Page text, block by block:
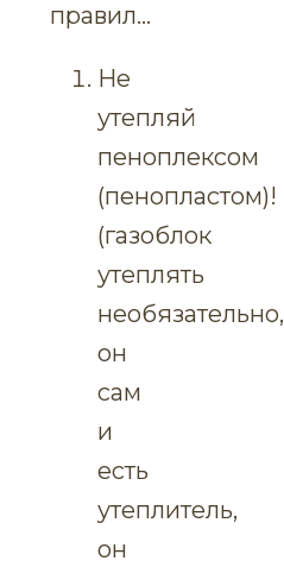
правил…
Не
утепляй
пеноплексом
(пенопластом)!
(газоблок
утеплять
необязательно,
он
сам
и
есть
утеплитель,
он